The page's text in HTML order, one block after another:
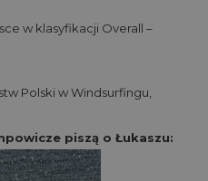
w klasyfikacji Overall –
Polski w Windsurfingu,
piszą o Łukaszu: